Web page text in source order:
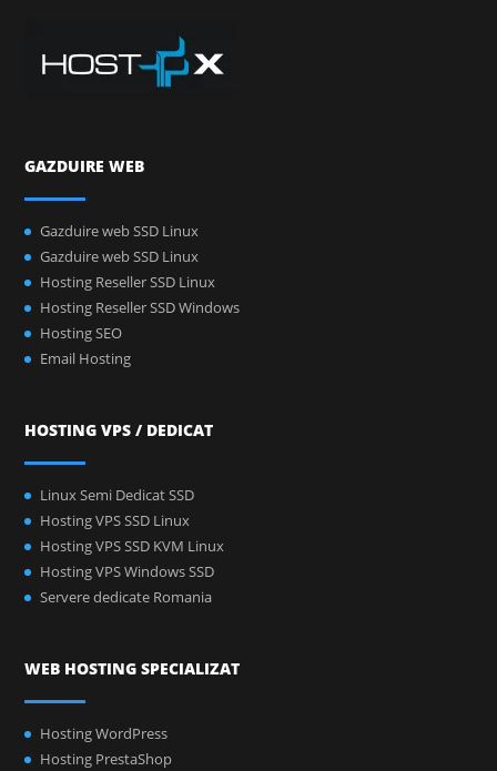
GAZDUIRE WEB
Gazduire web SSD Linux
Gazduire web SSD Linux
Hosting Reseller SSD Linux
Hosting Reseller SSD Windows
Hosting SEO
Email Hosting
HOSTING VPS / DEDICAT
Linux Semi Dedicat SSD
Hosting VPS SSD Linux
Hosting VPS SSD KVM Linux
Hosting VPS Windows SSD
Servere dedicate Romania
WEB HOSTING SPECIALIZAT
Hosting WordPress
Hosting PrestaShop